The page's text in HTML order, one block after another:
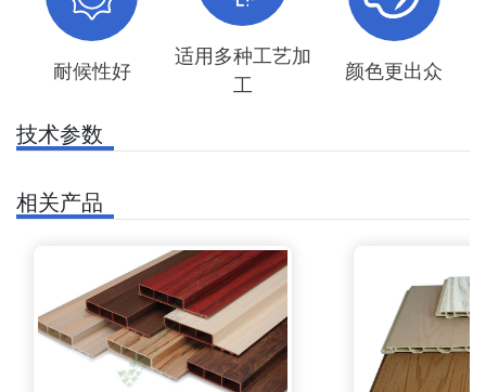
耐候性好
适用多种工艺加
工
颜色更出众
技术参数
相关产品